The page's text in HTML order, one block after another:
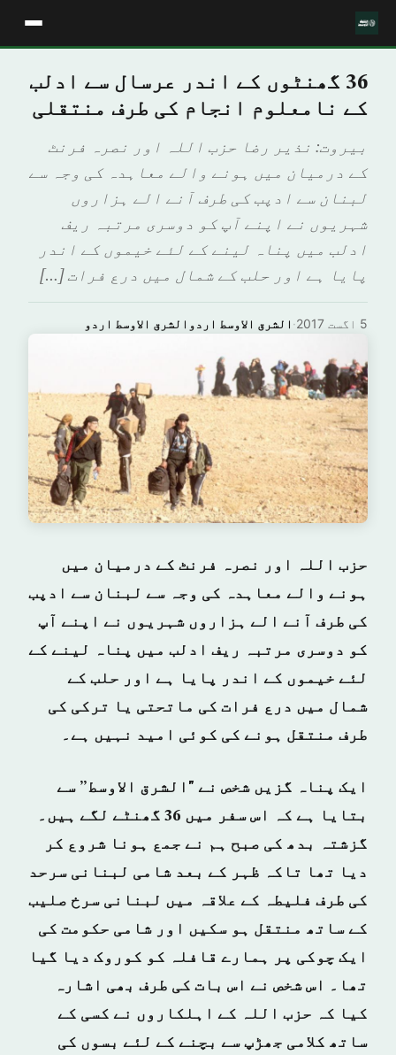
36 گھنٹوں کے اندر عرسال سے ادلب
کے نامعلوم انجام کی طرف منتقلی
بیروت: نذیر رضا حزب اللہ اور نصرہ فرنٹ
کے درمیان میں ہونے والے معاہدہ کی وجہ سے
لبنان سے ادپب کی طرف آنے الے ہزاروں
شہریوں نے اپنے آپ کو دوسری مرتبہ ریف
ادلب میں پناہ لینے کے لئے خیموں کے اندر
پایا ہے اور حلب کے شمال میں درع فرات […]
الشرق الاوسط اردوالشرق الاوسط اردو · 5 اگست 2017
حزب اللہ اور نصرہ فرنٹ کے درمیان میں
ہونے والے معاہدہ کی وجہ سے لبنان سے ادپب
کی طرف آنے الے ہزاروں شہریوں نے اپنے آپ
کو دوسری مرتبہ ریف ادلب میں پناہ لینے کے
لئے خیموں کے اندر پایا ہے اور حلب کے
شمال میں درع فرات کی ماتحتی یا ترکی کی
طرف منتقل ہونے کی کوئی امید نہیں ہے۔
ایک پناہ گزیں شخص نے "الشرق الاوسط” سے
بتایا ہے کہ اس سفر میں 36 گھنٹے لگے ہیں۔
گزشتہ بدھ کی صبح ہم نے جمع ہونا شروع کر
دیا تھا تاکہ ظہر کے بعد شامی لبنانی سرحد
کی طرف فلیطہ کے علاقہ میں لبنانی سرخ صلیب
کے ساتھ منتقل ہو سکیں اور شامی حکومت کی
ایک چوکی پر ہمارے قافلہ کو کوروک دیا گیا
تھا۔ اس شخص نے اس بات کی طرف بھی اشارہ
کیا کہ حزب اللہ کے اہلکاروں نے کسی کے
ساتھ کلامی جھڑپ سے بچنے کے لئے بسوں کی